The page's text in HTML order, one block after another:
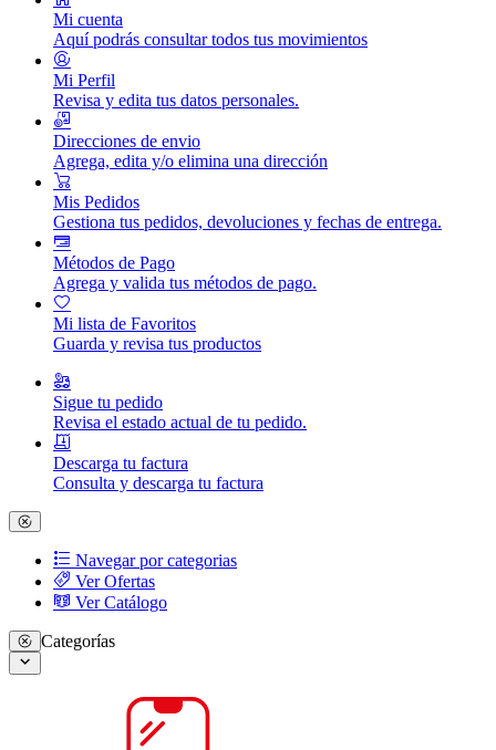
Mi cuenta
Aquí podrás consultar todos tus movimientos
Mi Perfil
Revisa y edita tus datos personales.
Direcciones de envio
Agrega, edita y/o elimina una dirección
Mis Pedidos
Gestiona tus pedidos, devoluciones y fechas de entrega.
Métodos de Pago
Agrega y valida tus métodos de pago.
Mi lista de Favoritos
Guarda y revisa tus productos
Sigue tu pedido
Revisa el estado actual de tu pedido.
Descarga tu factura
Consulta y descarga tu factura
Navegar por categorias
Ver Ofertas
Ver Catálogo
Categorías